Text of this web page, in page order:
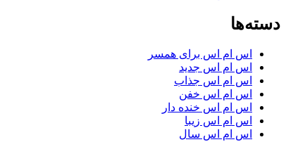
دسته‌ها
اس ام اس برای همسر
اس ام اس جدید
اس ام اس جذاب
اس ام اس خفن
اس ام اس خنده دار
اس ام اس زیبا
اس ام اس سال